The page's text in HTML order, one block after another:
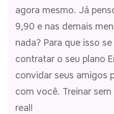
agora mesmo. Já
9,90 e nas demais
nada? Para que isso
contratar o seu plano
convidar seus amigos
com você. Treinar sem
real!